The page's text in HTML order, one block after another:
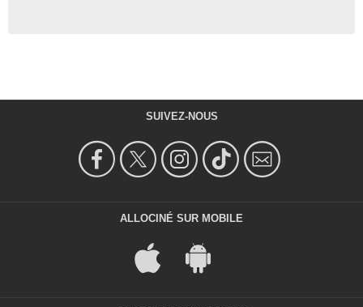
SUIVEZ-NOUS
ALLOCINÉ SUR MOBILE